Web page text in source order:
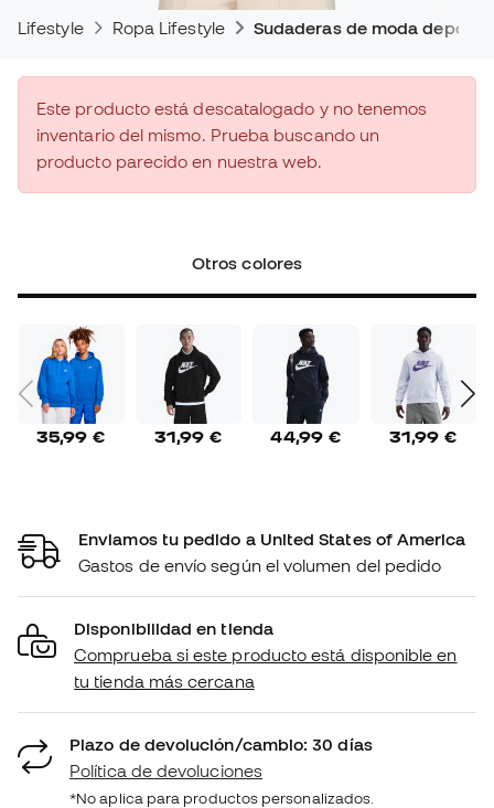
Lifestyle Ropa Lifestyle Sudaderas de moda
Este producto está descatalogado y no tenemos
inventario del mismo. Prueba buscando un
producto parecido en nuestra web.
Otros colores
35,99 € 31,99 € 44,99 € 31,99 €
Enviamos tu pedido a United States of America
Gastos de envío según el volumen del pedido
Disponibilidad en tienda
Comprueba si este producto está disponible en
tu tienda más cercana
Plazo de devolución/cambio: 30 días
Política de devoluciones
*No aplica para productos personalizados.